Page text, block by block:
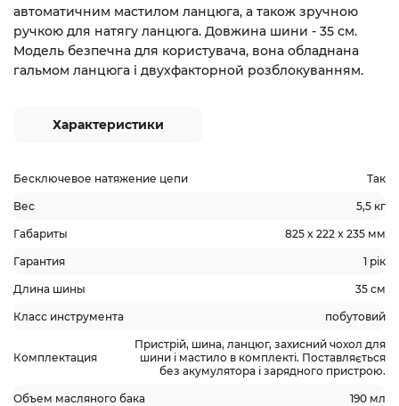
автоматичним мастилом ланцюга, а також зручною
ручкою для натягу ланцюга. Довжина шини - 35 см.
Модель безпечна для користувача, вона обладнана
гальмом ланцюга і двухфакторной розблокуванням.
Характеристики
Бесключевое натяжение цепи Так
Вес 5,5 кг
Габариты 825 x 222 x 235 мм
Гарантия 1 рік
Длина шины 35 см
Класс инструмента побутовий
Комплектация
Пристрій, шина, ланцюг, захисний чохол для
шини і мастило в комплекті. Поставляється
без акумулятора і зарядного пристрою.
Объем масляного бака 190 мл